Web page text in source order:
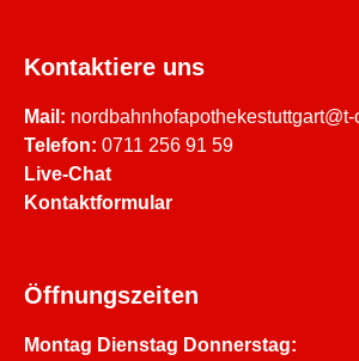
Kontaktiere uns
Mail:
Telefon: 0711 256 91 59
Live-Chat
Kontaktformular
Öffnungszeiten
Montag Dienstag Donnerstag: